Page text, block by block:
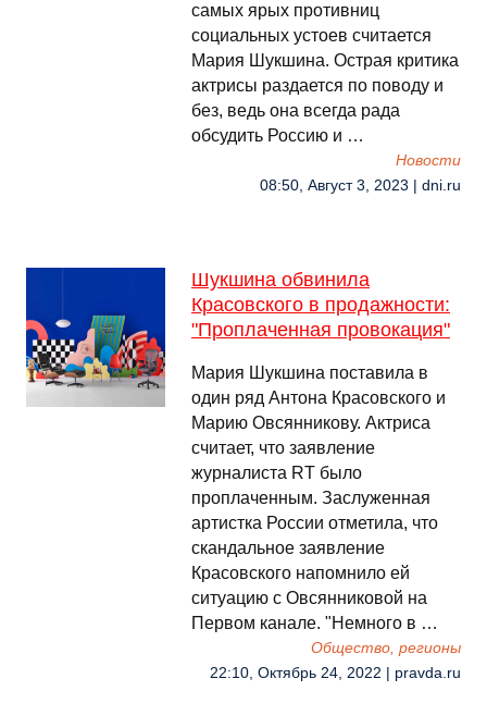
самых ярых противниц
социальных устоев считается
Мария Шукшина. Острая критика
актрисы раздается по поводу и
без, ведь она всегда рада
обсудить Россию и …
Новости
08:50, Август 3, 2023 | dni.ru
Шукшина обвинила
Красовского в продажности:
"Проплаченная провокация"
Мария Шукшина поставила в
один ряд Антона Красовского и
Марию Овсянникову. Актриса
считает, что заявление
журналиста RT было
проплаченным. Заслуженная
артистка России отметила, что
скандальное заявление
Красовского напомнило ей
ситуацию с Овсянниковой на
Первом канале. "Немного в …
Общество, регионы
22:10, Октябрь 24, 2022 | pravda.ru